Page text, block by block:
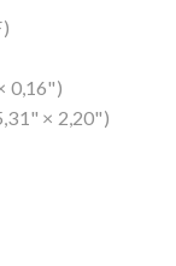
0,16")
× 2,20")